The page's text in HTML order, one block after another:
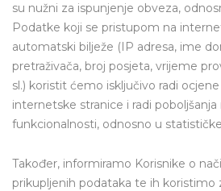
su nužni za ispunjenje obveza,
Podatke koji se pristupom na
automatski bilježe (IP adresa, ime
pretraživača, broj posjeta, vrijeme
sl.) koristit ćemo isključivo radi
internetske stranice i radi poboljšanja
funkcionalnosti, odnosno u
Također, informiramo Korisnike o
prikupljenih podataka te ih koristimo